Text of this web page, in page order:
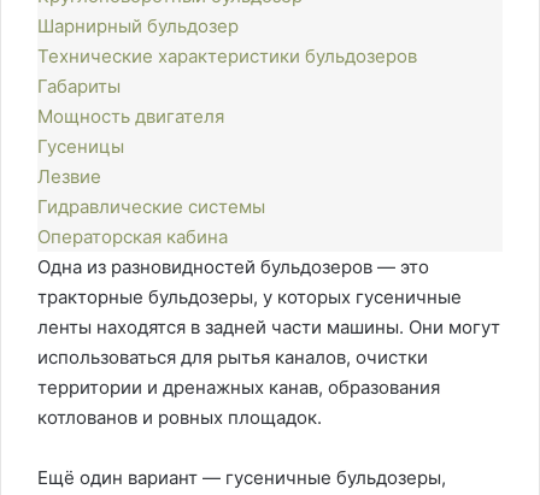
Шарнирный бульдозер
Технические характеристики бульдозеров
Габариты
Мощность двигателя
Гусеницы
Лезвие
Гидравлические системы
Операторская кабина
Одна из разновидностей бульдозеров — это
тракторные бульдозеры, у которых гусеничные
ленты находятся в задней части машины. Они могут
использоваться для рытья каналов, очистки
территории и дренажных канав, образования
котлованов и ровных площадок.
Ещё один вариант — гусеничные бульдозеры,